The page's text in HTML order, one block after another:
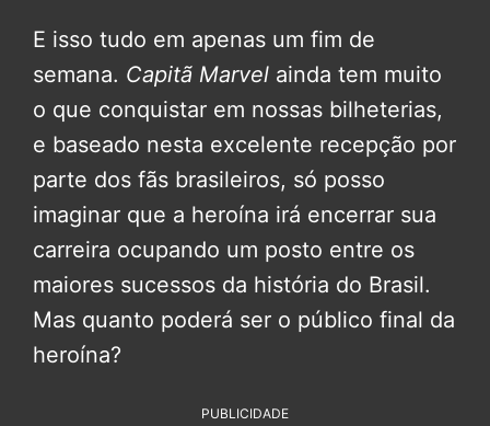
E isso tudo em apenas um fim de
semana. Capitã Marvel ainda tem muito
o que conquistar em nossas bilheterias,
e baseado nesta excelente recepção por
parte dos fãs brasileiros, só posso
imaginar que a heroína irá encerrar sua
carreira ocupando um posto entre os
maiores sucessos da história do Brasil.
Mas quanto poderá ser o público final da
heroína?
PUBLICIDADE